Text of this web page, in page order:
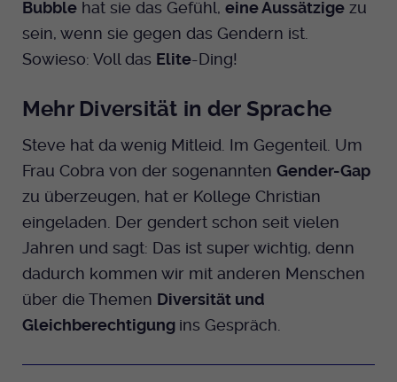
Bubble hat sie das Gefühl, eine Aussätzige zu
sein, wenn sie gegen das Gendern ist.
Sowieso: Voll das Elite-Ding!
Mehr Diversität in der Sprache
Steve hat da wenig Mitleid. Im Gegenteil. Um
Frau Cobra von der sogenannten Gender-Gap
zu überzeugen, hat er Kollege Christian
eingeladen. Der gendert schon seit vielen
Jahren und sagt: Das ist super wichtig, denn
dadurch kommen wir mit anderen Menschen
über die Themen Diversität und
Gleichberechtigung ins Gespräch.
Zweck
Dieser Cookie wird genutzt um
festzustellen ob ein Benutzer im TYPO3
Backend eingelogged ist und die Seite
Anbieter EKHN
Zweck
Dieser Cookie wird genutzt um
festzustellen ob ein Benutzer im TYPO3
bearbeiten darf.
Name PHPSESSID
Name _pk_id.424
Laufzeit 13 Monate
Einzigartige Besucher ID.
Name _pk_ses.424
Anbieter Medienhaus der EKHN GmbH
Laufzeit 30 Minuten
Zur Speicherung kurzfristiger
Cookie-Informationen anzeigen
Reichweiten Analyse
Name _fbp
Facebook Ireland Limited
Laufzeit 3 Monate
Cookie-Informationen anzeigen
Youtube
Facebook
Instagram
Twitter